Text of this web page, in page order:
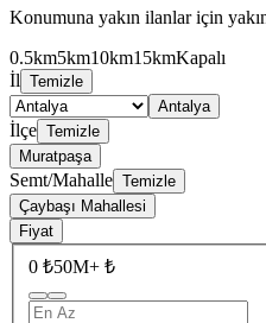
Konumuna yakın ilanlar için
0.5km5km10km15kmKapalı
İl Temizle
Antalya
İlçe Temizle
Muratpaşa
Semt/Mahalle Temizle
Çaybaşı Mahallesi
Fiyat
0 ₺50M+ ₺